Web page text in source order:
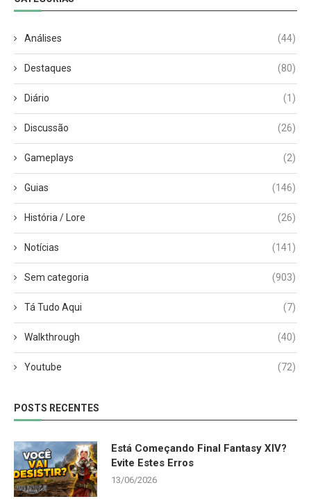
Análises (44)
Destaques (80)
Diário (1)
Discussão (26)
Gameplays (2)
Guias (146)
História / Lore (26)
Notícias (141)
Sem categoria (903)
Tá Tudo Aqui (7)
Walkthrough (40)
Youtube (72)
POSTS RECENTES
Está Começando Final Fantasy XIV?
Evite Estes Erros
13/06/2026